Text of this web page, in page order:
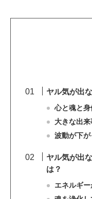
ヤル気が出
心と魂と
大きな出
波動が下が
ヤル気が出
は？
エネルギ